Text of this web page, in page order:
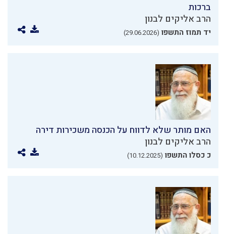
ברכות
הרב אליקים לבנון
יד תמוז התשפו (29.06.2026)
האם מותר שלא לדווח על הכנסה משכירות דירה
הרב אליקים לבנון
כ כסלו התשפו (10.12.2025)